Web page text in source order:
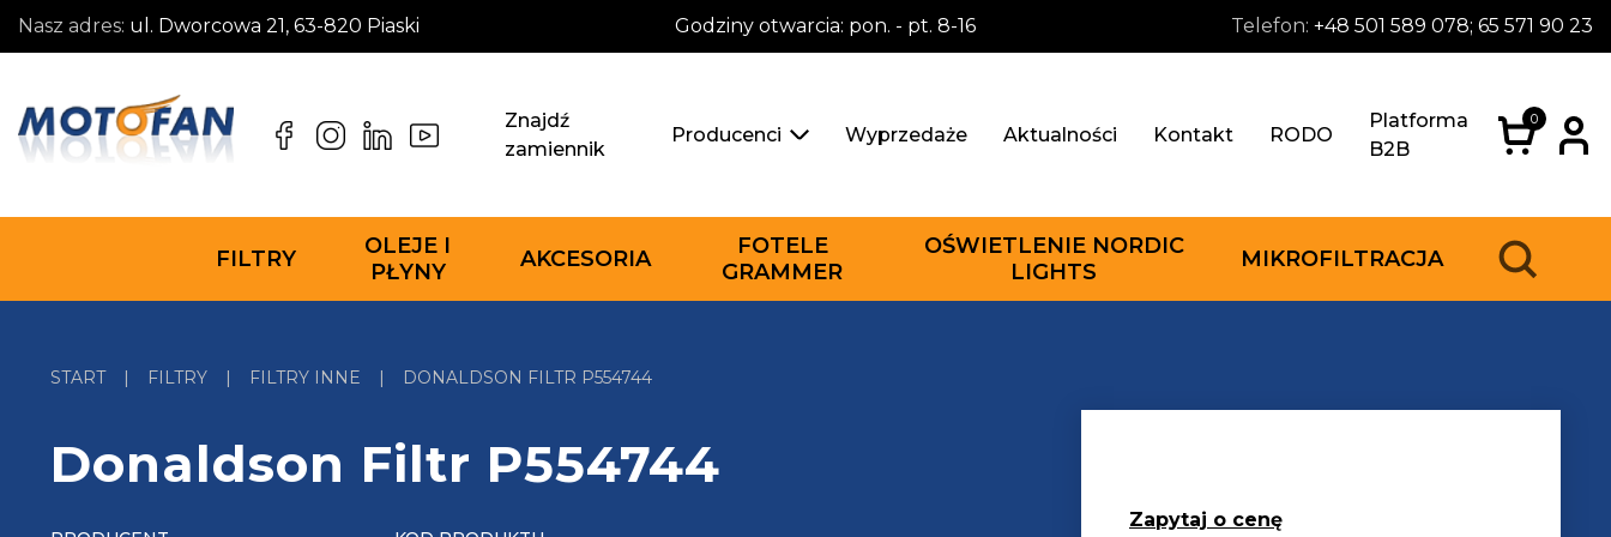
Nasz adres: ul. Dworcowa 21, 63-820 Piaski Godziny otwarcia: pon. - pt. 8-16 Telefon: +48 501 589 078; 65 571 90 23
Znajdź
zamiennik
Producenci Wyprzedaże Aktualności Kontakt RODO
Platforma
B2B
0
FILTRY
OLEJE I
PŁYNY
AKCESORIA
FOTELE
GRAMMER
OŚWIETLENIE NORDIC
LIGHTS
MIKROFILTRACJA
START | FILTRY | FILTRY INNE | DONALDSON FILTR P554744
Donaldson Filtr P554744
Zapytaj o cenę